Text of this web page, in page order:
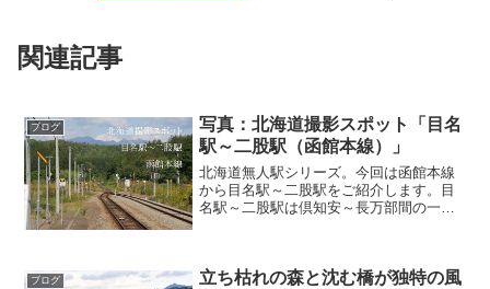
関連記事
ブログ
写真：北海道撮影スポット「目名
駅～二股駅（函館本線）」
北海道無人駅シリーズ。今回は函館本線
から目名駅～二股駅をご紹介します。目
名駅～二股駅は倶知安～長万部間の一部
特徴の目名駅。...
ブログ
立ち枯れの森と沈む橋が独特の風